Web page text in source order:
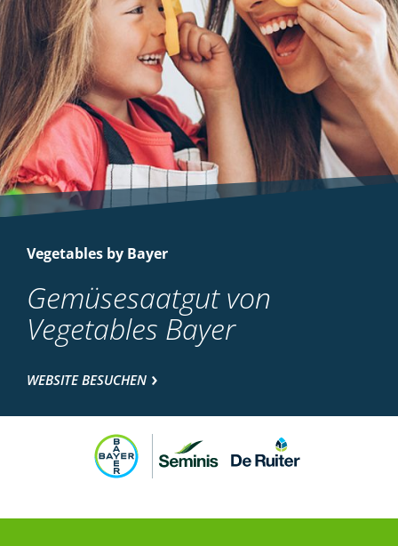
Vegetables by Bayer
Gemüsesaatgut von
Vegetables Bayer
WEBSITE BESUCHEN